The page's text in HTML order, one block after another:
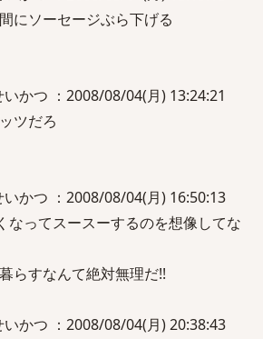
にソーセージぶら下げる
かつ ：2008/08/04(月) 13:24:21
ツだろ
かつ ：2008/08/04(月) 16:50:13
なってスースーするのを想像してな
らすなんて絶対無理だ!!
かつ ：2008/08/04(月) 20:38:43